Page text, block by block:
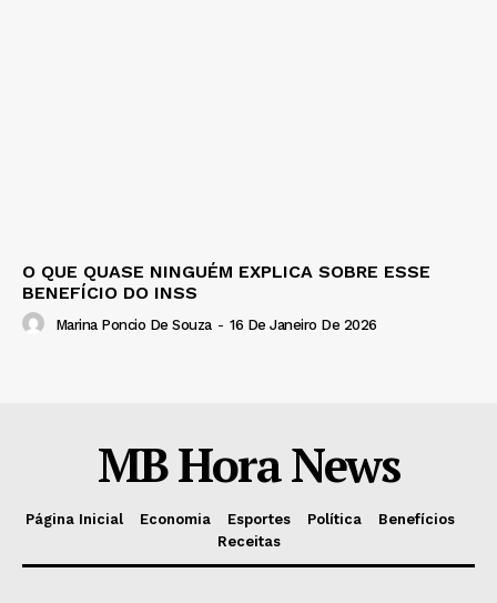
O QUE QUASE NINGUÉM EXPLICA SOBRE ESSE
BENEFÍCIO DO INSS
Marina Poncio De Souza - 16 De Janeiro De 2026
MB Hora News
Página Inicial Economia Esportes Política
Benefícios
Receitas